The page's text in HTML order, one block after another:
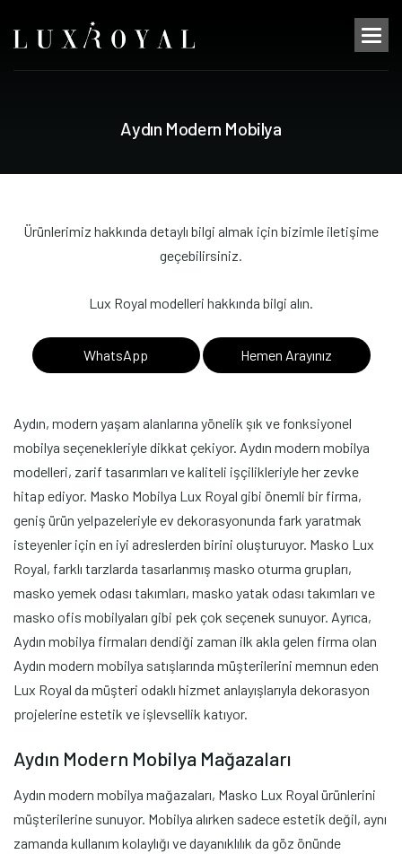
Aydın Modern Mobilya
Ürünlerimiz hakkında detaylı bilgi almak için bizimle iletişime
geçebilirsiniz.
Lux Royal modelleri hakkında bilgi alın.
WhatsApp Hemen Arayınız
Aydın, modern yaşam alanlarına yönelik şık ve fonksiyonel
mobilya seçenekleriyle dikkat çekiyor. Aydın modern mobilya
modelleri, zarif tasarımları ve kaliteli işçilikleriyle her zevke
hitap ediyor. Masko Mobilya Lux Royal gibi önemli bir firma,
geniş ürün yelpazeleriyle ev dekorasyonunda fark yaratmak
isteyenler için en iyi adreslerden birini oluşturuyor. Masko Lux
Royal, farklı tarzlarda tasarlanmış masko oturma grupları,
masko yemek odası takımları, masko yatak odası takımları ve
masko ofis mobilyaları gibi pek çok seçenek sunuyor. Ayrıca,
Aydın mobilya firmaları dendiği zaman ilk akla gelen firma olan
Aydın modern mobilya satışlarında müşterilerini memnun eden
Lux Royal da müşteri odaklı hizmet anlayışlarıyla dekorasyon
projelerine estetik ve işlevsellik katıyor.
Aydın Modern Mobilya Mağazaları
Aydın modern mobilya mağazaları, Masko Lux Royal ürünlerini
müşterilerine sunuyor. Mobilya alırken sadece estetik değil, aynı
zamanda kullanım kolaylığı ve dayanıklılık da göz önünde